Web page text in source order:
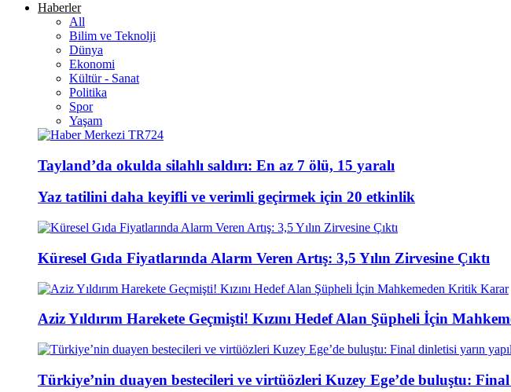
Haberler
All
Bilim ve Teknolji
Dünya
Ekonomi
Kültür - Sanat
Politika
Spor
Yaşam
Tayland’da okulda silahlı saldırı: En az 7 ölü, 15 yaralı
Yaz tatilini daha keyifli ve verimli geçirmek için 20 etkinlik
Küresel Gıda Fiyatlarında Alarm Veren Artış: 3,5 Yılın Zirvesine Çıktı
Aziz Yıldırım Harekete Geçmişti! Kızını Hedef Alan Şüpheli İçin
Türkiye’nin duayen bestecileri ve virtüözleri Kuzey Ege’de buluştu: